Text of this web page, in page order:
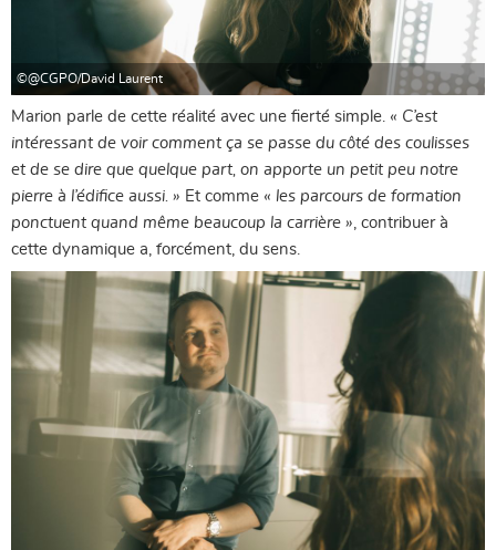
©@CGPO/David Laurent
Marion parle de cette réalité avec une fierté simple. « C’est
intéressant de voir comment ça se passe du côté des coulisses
et de se dire que quelque part, on apporte un petit peu notre
pierre à l’édifice aussi. » Et comme « les parcours de formation
ponctuent quand même beaucoup la carrière » , contribuer à
cette dynamique a, forcément, du sens.